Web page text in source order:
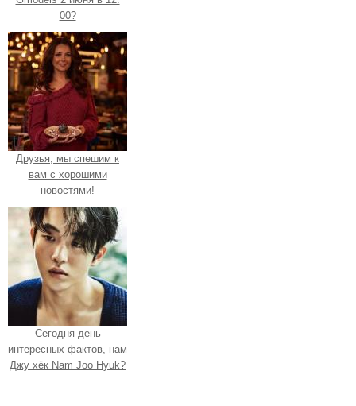
00?
Друзья, мы спешим к
вам с хорошими
новостями!
Сегодня день
интересных фактов, нам
Джу хёк Nam Joo Hyuk?